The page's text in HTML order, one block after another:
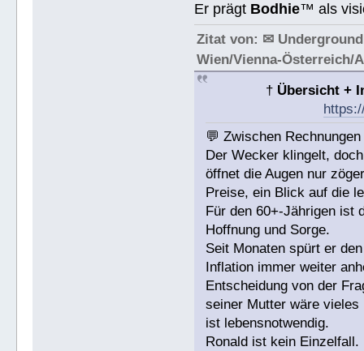
Er prägt Bodhie™ als
Zitat von: ✉
Wien/Vienna-
† Übersicht +
💬 Zwischen
Der Wecker klingelt,
öffnet die Augen nur
Preise, ein Blick auf die
Für den 60+-Jährigen ist
Hoffnung und Sorge.
Seit Monaten spürt er
Inflation immer weiter
Entscheidung von der
seiner Mutter wäre
ist lebensnotwendig.
Ronald ist kein